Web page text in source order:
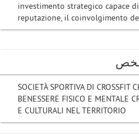
SOCIETÀ SPORTIVA DI CROSSFIT
BENESSERE FISICO E MENTALE
E CULTURALI NEL TERRITORIO
investimento strategico capace
reputazione, il coinvolgimento